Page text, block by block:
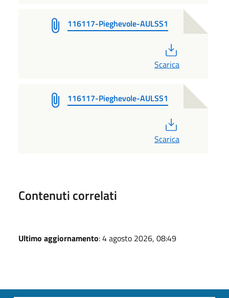
116117-Pieghevole-AULSS1
Scarica
116117-Pieghevole-AULSS1
Scarica
Contenuti correlati
Ultimo aggiornamento: 4 agosto 2026, 08:49